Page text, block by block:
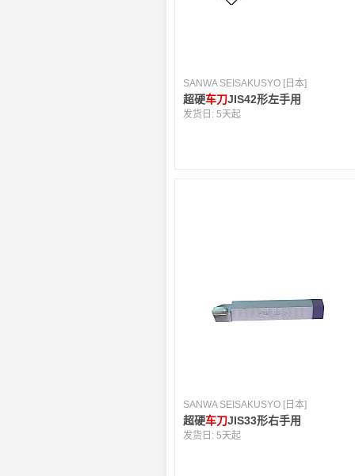
SANWA SEISAKUSYO [日本]
超硬车刀JIS42形左手用
发货日:5天起
SANWA SEISAKUSYO [日本]
超硬车刀JIS33形右手用
发货日:5天起